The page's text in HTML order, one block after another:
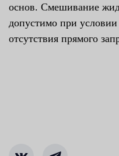
основ. Смешивание
допустимо при
отсутствия прямого